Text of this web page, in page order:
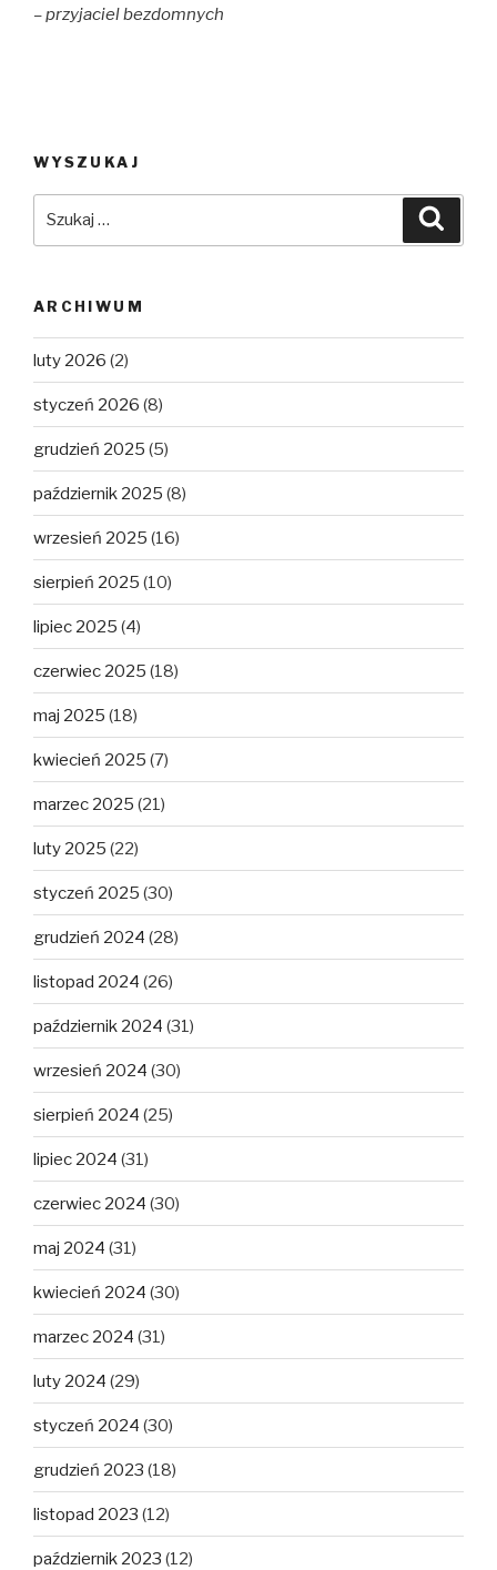
– przyjaciel bezdomnych
WYSZUKAJ
ARCHIWUM
luty 2026 (2)
styczeń 2026 (8)
grudzień 2025 (5)
październik 2025 (8)
wrzesień 2025 (16)
sierpień 2025 (10)
lipiec 2025 (4)
czerwiec 2025 (18)
maj 2025 (18)
kwiecień 2025 (7)
marzec 2025 (21)
luty 2025 (22)
styczeń 2025 (30)
grudzień 2024 (28)
listopad 2024 (26)
październik 2024 (31)
wrzesień 2024 (30)
sierpień 2024 (25)
lipiec 2024 (31)
czerwiec 2024 (30)
maj 2024 (31)
kwiecień 2024 (30)
marzec 2024 (31)
luty 2024 (29)
styczeń 2024 (30)
grudzień 2023 (18)
listopad 2023 (12)
październik 2023 (12)